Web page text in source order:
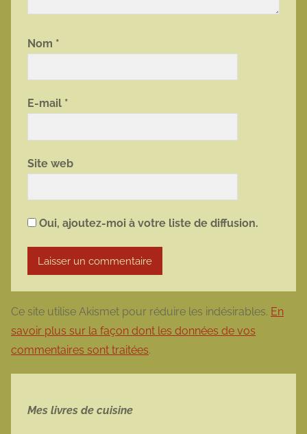
Nom *
E-mail *
Site web
Oui, ajoutez-moi à votre liste de diffusion.
Ce site utilise Akismet pour réduire les indésirables. En
savoir plus sur la façon dont les données de vos
commentaires sont traitées.
Mes livres de cuisine